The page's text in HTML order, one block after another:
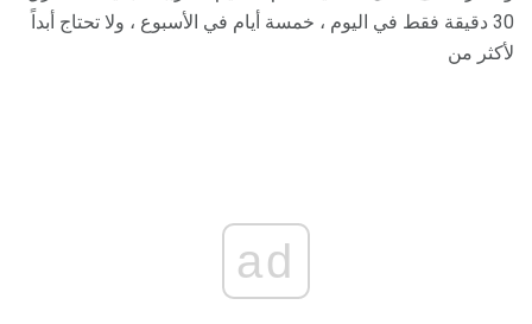
30 دقيقة فقط في اليوم ، خمسة أيام في الأسبوع ، ولا تحتاج أبداً
لأكثر من
ad